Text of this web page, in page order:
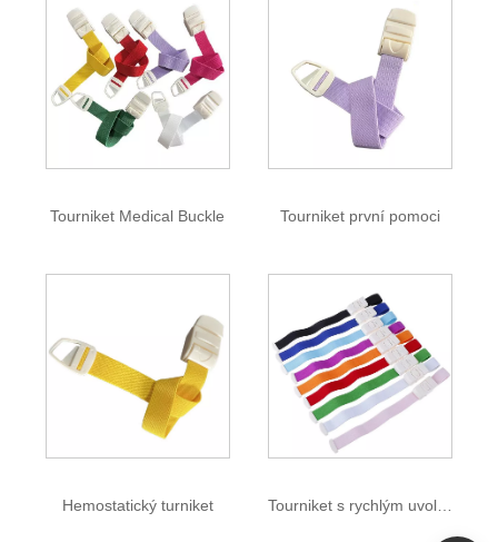
Tourniket Medical Buckle Tourniket první pomoci
Hemostatický turniket